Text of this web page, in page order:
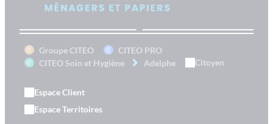
Groupe CITEO
CITEO PRO
CITEO Soin et Hygiène
Adelphe Citoyen
Espace Client
Espace Territoires